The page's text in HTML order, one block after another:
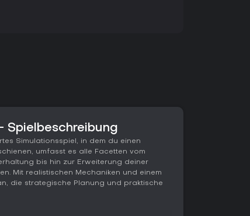
Spielbeschreibung
Simulationsspiel, in dem du einen
umfasst es alle Facetten vom
bis hin zur Erweiterung deiner
Mit realistischen Mechaniken und einem
die strategische Planung und praktische